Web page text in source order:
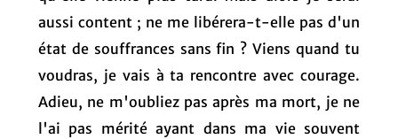
aussi content ; ne me libérera-t-elle pas d'un
état de souffrances sans fin ? Viens quand tu
voudras, je vais à ta rencontre avec courage.
Adieu, ne m'oubliez pas après ma mort, je ne
l'ai pas mérité ayant dans ma vie souvent